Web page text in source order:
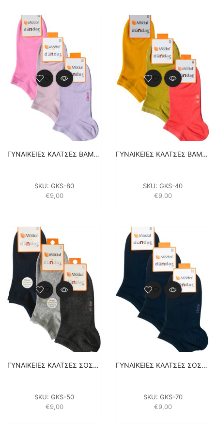
ΓΥΝΑΙΚΕΙΕΣ ΚΑΛΤΣΕΣ ΒΑΜΒΑΚΕΡΕΣ ΣΟΣΟΝΙΑ – 3 ΖΕΥΓΑΡΙΑ – ΦΟΥΞΙΑ / ΛΙΛΑ / ΡΟΖ
SKU: GKS-80
€9,00
ΓΥΝΑΙΚΕΙΕΣ ΚΑΛΤΣΕΣ ΒΑΜΒΑΚΕΡΕΣ ΣΟΣΟΝΙΑ – 3 ΖΕΥΓΑΡΙΑ -ΚΟΡΑΛΙ / ΛΑΔΙ / ΚΙΤΡΙΝΟ
SKU: GKS-40
€9,00
ΓΥΝΑΙΚΕΙΕΣ ΚΑΛΤΣΕΣ ΣΟΣΟΝΙΑ ΕΞΑΙΡΕΤΙΚΗΣ ΠΟΙΟΤΗΤΑΣ ΒΑΜΒΑΚΕΡΕΣ – 3 ΖΕΥΓΑΡΙΑ – ΑΝΘΡΑΚΙ/ ΓΚΡΙ...
SKU: GKS-50
€9,00
ΓΥΝΑΙΚΕΙΕΣ ΚΑΛΤΣΕΣ ΣΟΣΟΝΙΑ ΕΞΑΙΡΕΤΙΚΗΣ ΠΟΙΟΤΗΤΑΣ ΒΑΜΒΑΚΕΡΕΣ – 3 ΖΕΥΓΑΡΙΑ – ΜΠΛΕ
SKU: GKS-70
€9,00